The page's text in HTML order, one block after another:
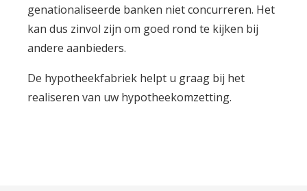
genationaliseerde banken niet concurreren. Het
kan dus zinvol zijn om goed rond te kijken bij
andere aanbieders.
De hypotheekfabriek helpt u graag bij het
realiseren van uw hypotheekomzetting.